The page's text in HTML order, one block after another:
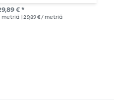
€ *
metriä | 29,89 € / metriä